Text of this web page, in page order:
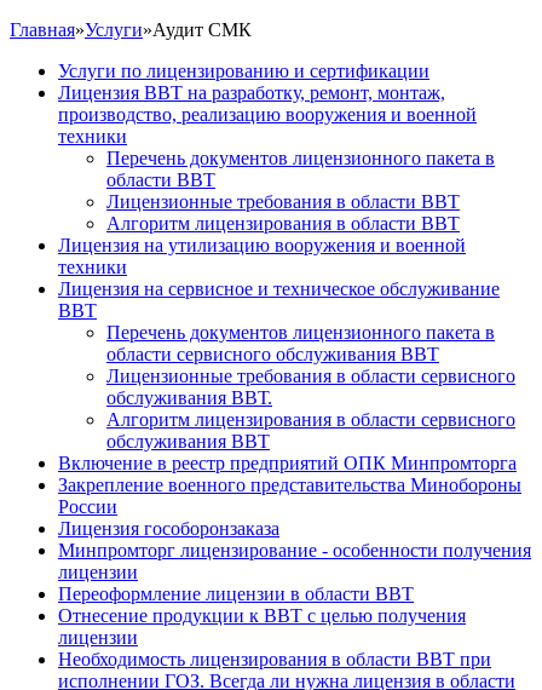
Главная»Услуги»Аудит СМК
Услуги по лицензированию и сертификации
Лицензия ВВТ на разработку, ремонт, монтаж,
производство, реализацию вооружения и военной
техники
Перечень документов лицензионного пакета в
области ВВТ
Лицензионные требования в области ВВТ
Алгоритм лицензирования в области ВВТ
Лицензия на утилизацию вооружения и военной
техники
Лицензия на сервисное и техническое обслуживание
ВВТ
Перечень документов лицензионного пакета в
области сервисного обслуживания ВВТ
Лицензионные требования в области сервисного
обслуживания ВВТ.
Алгоритм лицензирования в области сервисного
обслуживания ВВТ
Включение в реестр предприятий ОПК Минпромторга
Закрепление военного представительства Минобороны
России
Лицензия гособоронзаказа
Минпромторг лицензирование - особенности получения
лицензии
Переоформление лицензии в области ВВТ
Отнесение продукции к ВВТ с целью получения
лицензии
Необходимость лицензирования в области ВВТ при
исполнении ГОЗ. Всегда ли нужна лицензия в области